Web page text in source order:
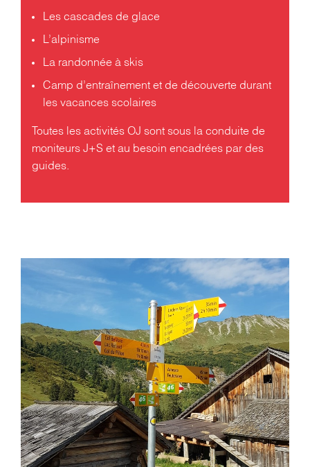
Les cascades de glace
L’alpinisme
La randonnée à skis
Camp d’entraînement et de découverte durant
les vacances scolaires
Toutes les activités OJ sont sous la conduite de
moniteurs J+S et au besoin encadrées par des
guides.